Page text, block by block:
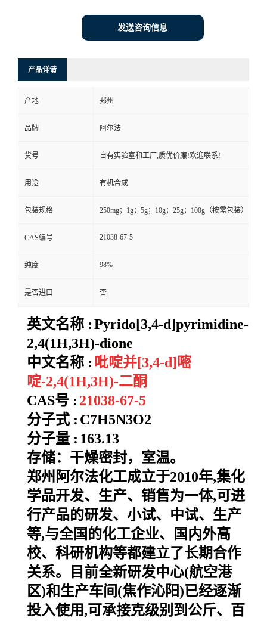
言
发送咨询信息
产品详请
产地 郑州
品牌 阿尔法
货号 自有实验室和工厂,质优价廉!欢迎联系!
用途 有机合成
包装规格 250mg；1g；5g；10g；25g；100g（按需包装）
CAS编号 21038-67-5
纯度 98%
是否进口 否
英文名称 :Pyrido[3,4-d]pyrimidine-
2,4(1H,3H)-dione
中文名称 : 吡啶并[3,4-d]嘧
啶-2,4(1H,3H)-二酮
CAS号 : 21038-67-5
分子式 : C7H5N3O2
分子量 : 163.13
存储：干燥密封，室温。
郑州阿尔法化工成立于2010年,集化
学品开发、生产、销售为一体,可进
行产品的研发、小试、中试、生产
等,与全国的化工企业、国内外高
校、科研机构等都建立了长期合作
关系。目前全新研发中心(航空港
区)和生产车间(焦作沁阳)已经逐渐
投入使用,可承接克级别到公斤、百